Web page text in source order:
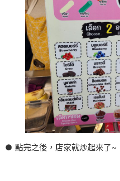
● 點完之後，店家就炒起來了~